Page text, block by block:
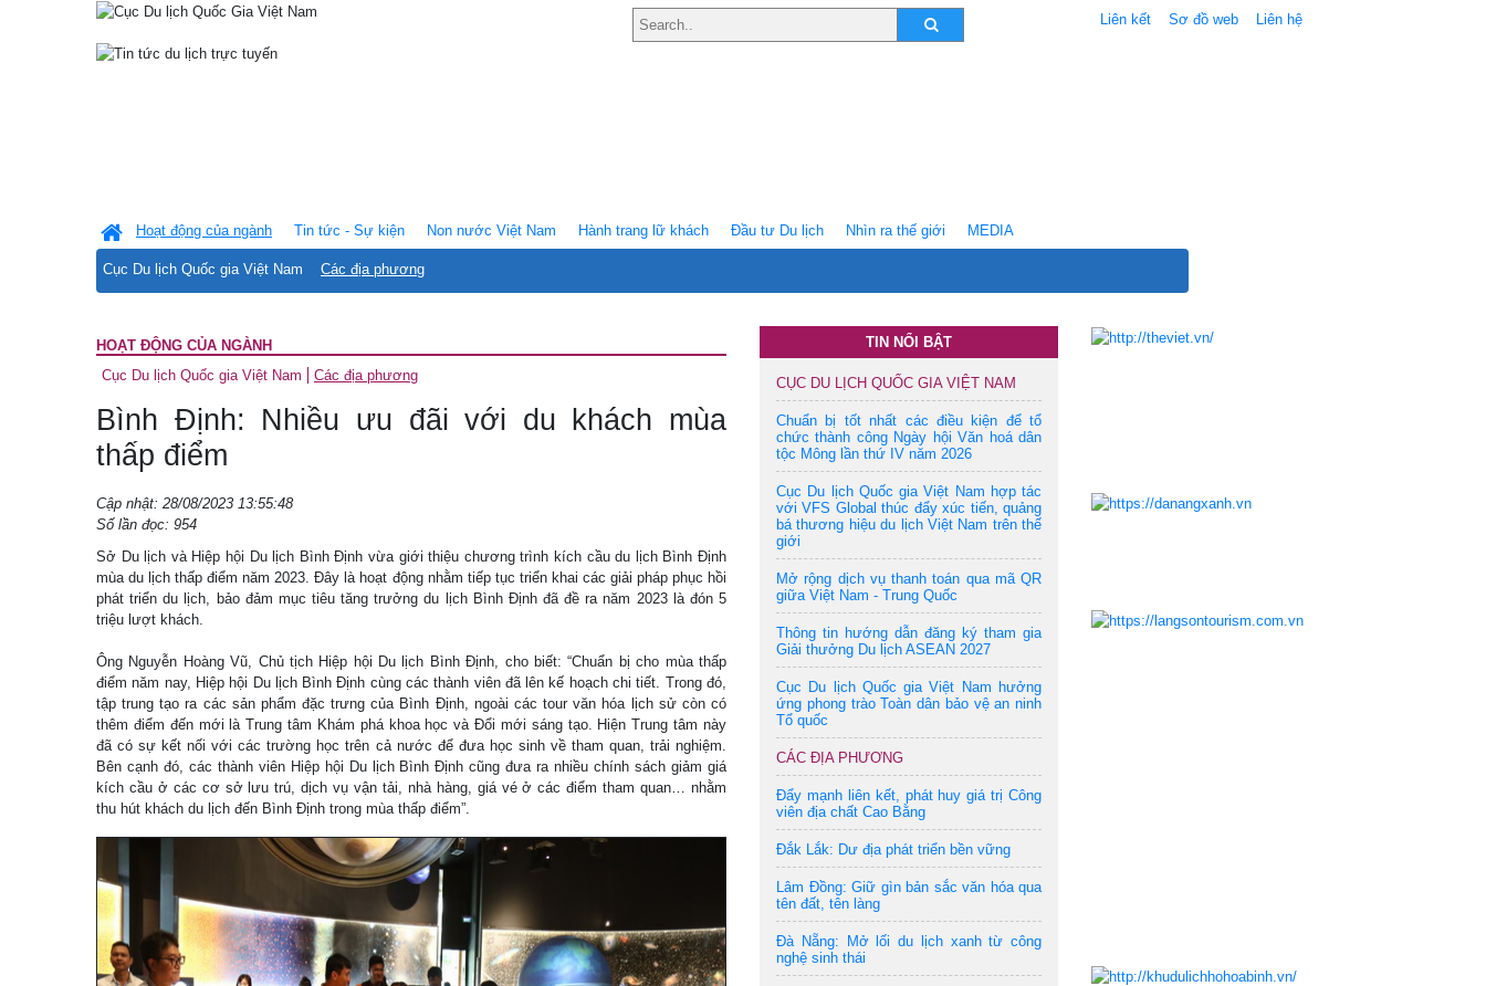
Liên kết Sơ đồ web Liên hệ
Hoạt động của ngành
Cục Du lịch Quốc gia Việt Nam Các địa phương
Tin tức - Sự kiện Non nước Việt Nam Hành trang lữ khách Ðầu tư Du lịch Nhìn ra thế giới MEDIA
HOẠT ĐỘNG CỦA NGÀNH
Cục Du lịch Quốc gia Việt Nam
Các địa phương
Bình Định: Nhiều ưu đãi với du khách mùa
thấp điểm
Cập nhật: 28/08/2023 13:55:48
Số lần đọc: 954
Sở Du lịch và Hiệp hội Du lịch Bình Ðịnh vừa giới thiệu chương trình kích cầu du lịch Bình Ðịnh
mùa du lịch thấp điểm năm 2023. Ðây là hoạt động nhằm tiếp tục triển khai các giải pháp phục hồi
phát triển du lịch, bảo đảm mục tiêu tăng trưởng du lịch Bình Ðịnh đã đề ra năm 2023 là đón 5
triệu lượt khách.
Ông Nguyễn Hoàng Vũ, Chủ tịch Hiệp hội Du lịch Bình Định, cho biết: “Chuẩn bị cho mùa thấp
điểm năm nay, Hiệp hội Du lịch Bình Định cùng các thành viên đã lên kế hoạch chi tiết. Trong đó,
tập trung tạo ra các sản phẩm đặc trưng của Bình Định, ngoài các tour văn hóa lịch sử còn có
thêm điểm đến mới là Trung tâm Khám phá khoa học và Đổi mới sáng tạo. Hiện Trung tâm này
đã có sự kết nối với các trường học trên cả nước để đưa học sinh về tham quan, trải nghiệm.
Bên cạnh đó, các thành viên Hiệp hội Du lịch Bình Định cũng đưa ra nhiều chính sách giảm giá
kích cầu ở các cơ sở lưu trú, dịch vụ vận tải, nhà hàng, giá vé ở các điểm tham quan… nhằm
thu hút khách du lịch đến Bình Định trong mùa thấp điểm”.
TIN NỔI BẬT
CỤC DU LỊCH QUỐC GIA VIỆT NAM
Chuẩn bị tốt nhất các điều kiện để tổ
chức thành công Ngày hội Văn hoá dân
tộc Mông lần thứ IV năm 2026
Cục Du lịch Quốc gia Việt Nam hợp tác
với VFS Global thúc đẩy xúc tiến, quảng
bá thương hiệu du lịch Việt Nam trên thế
giới
Mở rộng dịch vụ thanh toán qua mã QR
giữa Việt Nam - Trung Quốc
Thông tin hướng dẫn đăng ký tham gia
Giải thưởng Du lịch ASEAN 2027
Cục Du lịch Quốc gia Việt Nam hưởng
ứng phong trào Toàn dân bảo vệ an ninh
Tổ quốc
CÁC ĐỊA PHƯƠNG
Đẩy mạnh liên kết, phát huy giá trị Công
viên địa chất Cao Bằng
Đắk Lắk: Dư địa phát triển bền vững
Lâm Đồng: Giữ gìn bản sắc văn hóa qua
tên đất, tên làng
Đà Nẵng: Mở lối du lịch xanh từ công
nghệ sinh thái